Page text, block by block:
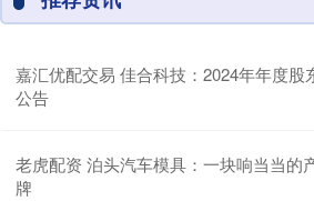
嘉汇优配交易 佳合科技：2024年年度股
公告
老虎配资 泊头汽车模具：一块响当当的
牌